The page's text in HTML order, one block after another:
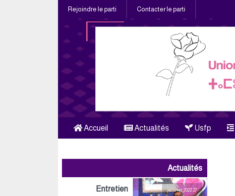
Rejoindre le parti Contacter le parti
Accueil Actualités Usfp
Actualités
27 janvier 2022
Entretien